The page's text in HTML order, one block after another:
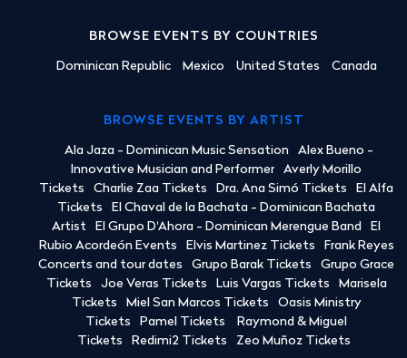
BROWSE EVENTS BY COUNTRIES
Dominican Republic Mexico United States Canada
BROWSE EVENTS BY ARTIST
Ala Jaza - Dominican Music Sensation
Alex Bueno -
Innovative Musician and Performer
Averly Morillo
Tickets
Charlie Zaa Tickets Dra. Ana Simó Tickets
El Alfa
Tickets
El Chaval de la Bachata - Dominican Bachata
Artist
El Grupo D'Ahora - Dominican Merengue Band
El
Rubio Acordeón Events
Elvis Martinez Tickets
Frank Reyes
Concerts and tour dates
Grupo Barak Tickets
Grupo Grace
Tickets
Joe Veras Tickets Luis Vargas Tickets
Marisela
Tickets
Miel San Marcos Tickets
Oasis Ministry
Tickets
Pamel Tickets
Raymond & Miguel
Tickets
Redimi2 Tickets Zeo Muñoz Tickets